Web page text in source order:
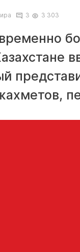
3 3 303